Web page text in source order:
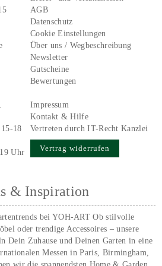
18
Uhr
AGB
Datenschutz
Cookie Einstellungen
Über uns / Wegbeschreibung
Newsletter
Gutscheine
Bewertungen
Impressum
Kontakt & Hilfe
Vertreten durch IT-Recht Kanzlei
Vertrag widerrufen
& Inspiration
bei YOH‑ART Ob stilvolle
oder trendige Accessoires – unsere
Dein Zuhause und Deinen Garten in eine
Messen in Paris, Birmingham,